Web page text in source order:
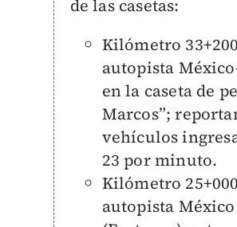
de las casetas:
Kilómetro
autopista
en la caseta de
Marcos”;
vehículos
23 por minuto.
Kilómetro
autopista México